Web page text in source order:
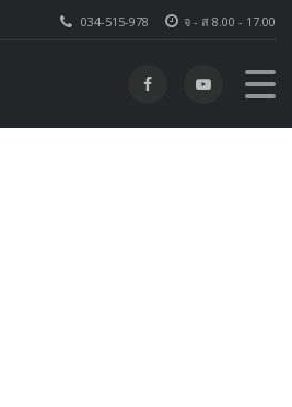
จ - ส 8.00 - 17.00
034-515-978